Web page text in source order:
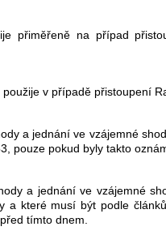
přiměřeně na případ
v případě přistoupení
a jednání ve vzájemné
pouze pokud byly takto
a jednání ve vzájemné
a které musí být podle
tímto dnem.